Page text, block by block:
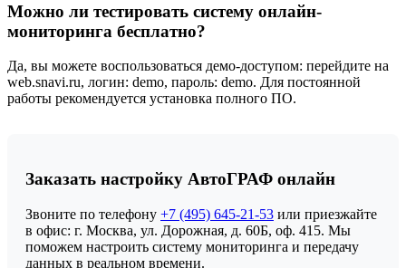
Можно ли тестировать систему онлайн-
мониторинга бесплатно?
Да, вы можете воспользоваться демо-доступом: перейдите на
web.snavi.ru, логин: demo, пароль: demo. Для постоянной
работы рекомендуется установка полного ПО.
Заказать настройку АвтоГРАФ онлайн
Звоните по телефону +7 (495) 645-21-53 или приезжайте
в офис: г. Москва, ул. Дорожная, д. 60Б, оф. 415. Мы
поможем настроить систему мониторинга и передачу
данных в реальном времени.